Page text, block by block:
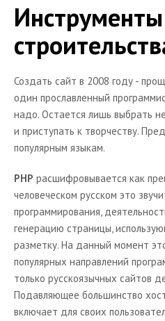
Программы WEB-разработчика
Ресурсы
Шаблоны сайтов
Персоналии
О проекте
Создать сайт в 2008 году -
один прославленный
надо. Остается лишь выбрать
и приступать к творчеству.
популярным языкам.
PHP расшифровывается как
человеческом русском это
программирования,
генерацию страницы,
разметку. На данный момент
популярных направлений
только русскоязычных сайтов
Подавляющее большинство
включает для своих